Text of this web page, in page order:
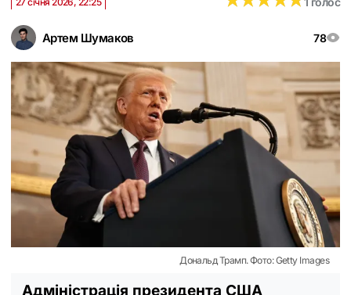
Артем Шумаков 78
Дональд Трамп. Фото: Getty Images
Адміністрація президента США